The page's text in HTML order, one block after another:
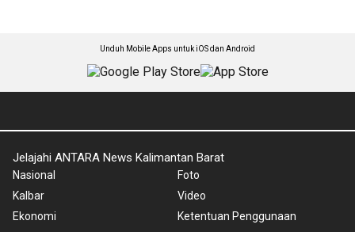
Unduh Mobile Apps untuk iOS dan Android
Jelajahi ANTARA News Kalimantan Barat
Nasional
Kalbar
Ekonomi
Foto
Video
Ketentuan Penggunaan